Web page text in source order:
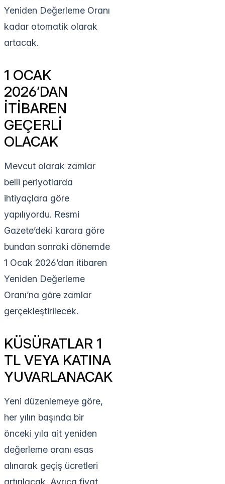
Yeniden Değerleme Oranı
kadar otomatik olarak
artacak.
1 OCAK
2026’DAN
İTİBAREN
GEÇERLİ
OLACAK
Mevcut olarak zamlar
belli periyotlarda
ihtiyaçlara göre
yapılıyordu. Resmi
Gazete’deki karara göre
bundan sonraki dönemde
1 Ocak 2026’dan itibaren
Yeniden Değerleme
Oranı’na göre zamlar
gerçekleştirilecek.
KÜSÜRATLAR 1
TL VEYA KATINA
YUVARLANACAK
Yeni düzenlemeye göre,
her yılın başında bir
önceki yıla ait yeniden
değerleme oranı esas
alınarak geçiş ücretleri
artırılacak. Ayrıca fiyat